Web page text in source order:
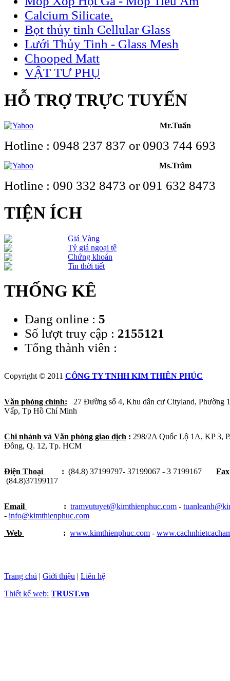
Calcium Silicate.
Bọt thủy tinh Cellular Glass
Lưới Thủy Tinh - Glass Mesh
Chooped Matt
VẬT TƯ PHỤ
HỖ TRỢ TRỰC TUYẾN
Mr.Tuấn
Hotline : 0948 237 837 or 0903 744 693
Ms.Trâm
Hotline : 090 332 8473 or 091 632 8473
TIỆN ÍCH
Giá Vàng
Tỷ giá ngoại tệ
Chứng khoán
Tin thời tiết
THỐNG KÊ
Đang online : 5
Số lượt truy cập : 2155121
Tổng thành viên :
Copyright © 2011 CÔNG TY TNHH KIM THIÊN PHÚC
Văn phòng chính:
27 Đường số 4, Khu dân cư Cityland, Phường
Vấp, Tp Hồ Chí Minh
Chi nhánh và Văn phòng giao dịch : 298/2A Quốc Lộ 1A, KP 3,
Đông, Q. 12, Tp. HCM
Điện Thoại : (84.8) 37199797- 37199067 - 3 7199167 Fax
(84.8)37199117
Email : tramvutuyet@kimthienphuc.com -
- info@kimthienphuc.com
Web
: www.kimthienphuc.com -
Trang chủ | Giới thiệu | Liên hệ
Thiết kế web: TRUST.vn